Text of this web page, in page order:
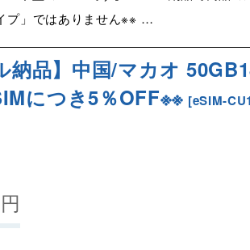
プ」ではありません※※ …
納品】中国/マカオ
につき5％OFF※※ [eSIM-
円